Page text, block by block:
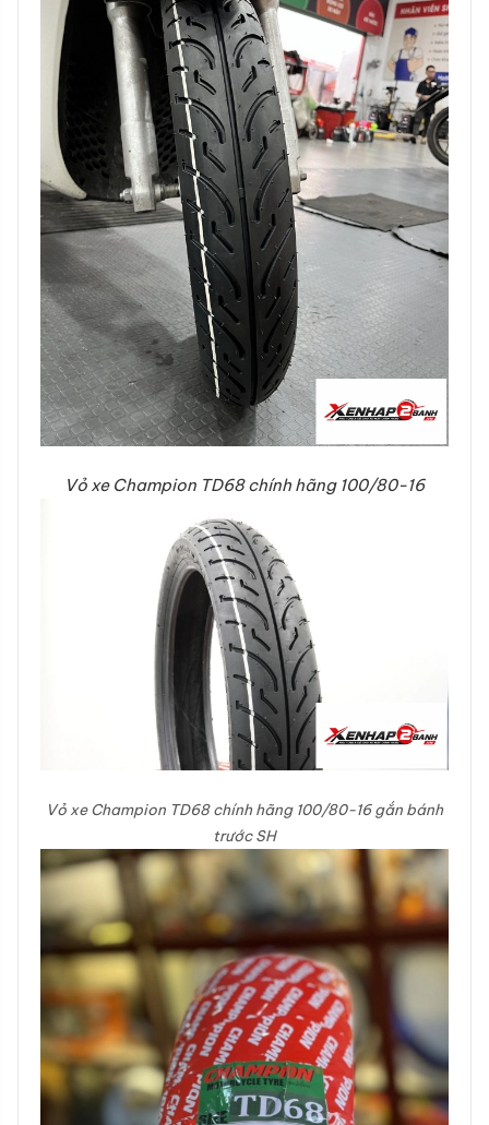
Vỏ xe Champion TD68 chính hãng 100/80-16
Vỏ xe Champion TD68 chính hãng 100/80-16 gắn bánh
trước SH